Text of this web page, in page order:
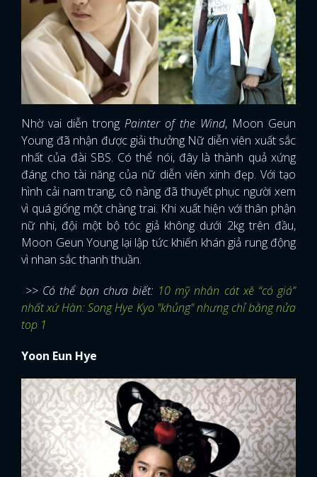
Nhờ vai diễn trong Painter of the Wind, Moon Geun
Young đã nhận được giải thưởng Nữ diễn viên xuất sắc
nhất của đài SBS. Có thể nói, đây là thành quả xứng
đáng cho tài năng của nữ diễn viên xinh đẹp. Với tạo
hình cải nam trang, cô nàng đã thuyết phục người xem
vì quá giống một chàng trai. Khi xuất hiện với thân phận
nữ nhi, đội một bộ tóc giả không dưới 2kg trên đầu,
Moon Geun Young lại lập tức khiến khán giả rung động
vì nhan sắc thanh thuần.
>> Có thể bạn chưa biết: 10 mỹ nhân cát xê “có giá”
nhất xứ Hàn: Song Hye Kyo "khủng" nhưng chỉ bằng nửa
top 1
Yoon Eun Hye